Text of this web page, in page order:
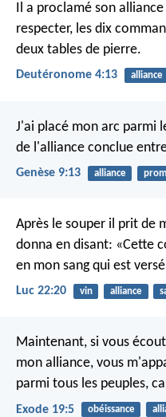
Il a proclamé son
respecter, les dix
deux tables de pierre.
Deutéronome 4:13 alliance
J'ai placé mon arc parmi
de l'alliance conclue
Genèse 9:13 alliance
Après le souper il prit de
donna en disant: «Cette
en mon sang qui est
Luc 22:20 vin alliance
Maintenant, si vous
mon alliance, vous
parmi tous les peuples,
Exode 19:5 obéissance